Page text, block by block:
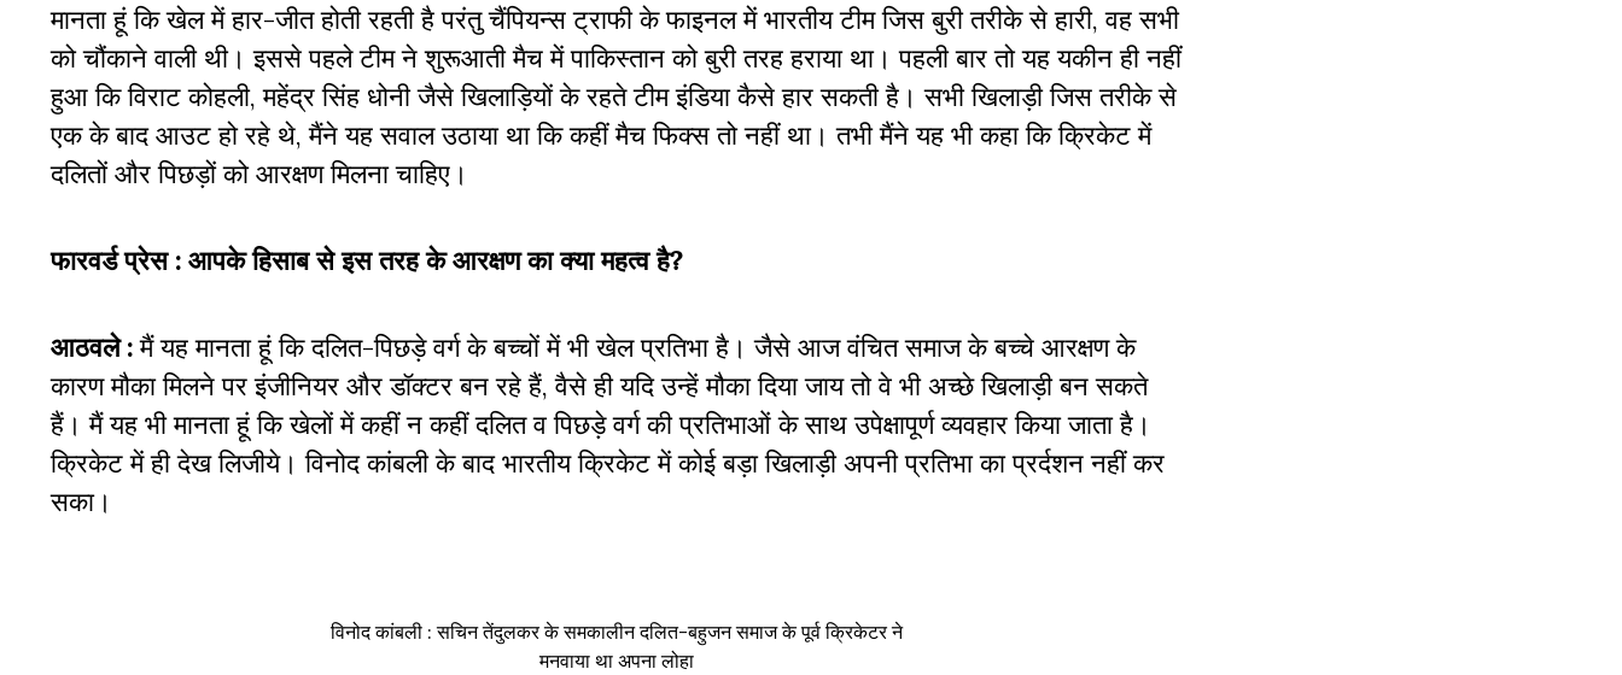
मानता हूं कि खेल में हार-जीत होती रहती है परंतु चैंपियन्स ट्राफी के फाइनल में भारतीय टीम जिस बुरी तरीके से हारी, वह सभी
को चौंकाने वाली थी। इससे पहले टीम ने शुरूआती मैच में पाकिस्तान को बुरी तरह हराया था। पहली बार तो यह यकीन ही नहीं
हुआ कि विराट कोहली, महेंद्र सिंह धोनी जैसे खिलाड़ियों के रहते टीम इंडिया कैसे हार सकती है। सभी खिलाड़ी जिस तरीके से
एक के बाद आउट हो रहे थे, मैंने यह सवाल उठाया था कि कहीं मैच फिक्स तो नहीं था। तभी मैंने यह भी कहा कि क्रिकेट में
दलितों और पिछड़ों को आरक्षण मिलना चाहिए।
फारवर्ड प्रेस : आपके हिसाब से इस तरह के आरक्षण का क्या महत्व है?
आठवले :मैं यह मानता हूं कि दलित-पिछड़े वर्ग के बच्चों में भी खेल प्रतिभा है। जैसे आज वंचित समाज के बच्चे आरक्षण के
कारण मौका मिलने पर इंजीनियर और डॉक्टर बन रहे हैं, वैसे ही यदि उन्हें मौका दिया जाय तो वे भी अच्छे खिलाड़ी बन सकते
हैं। मैं यह भी मानता हूं कि खेलों में कहीं न कहीं दलित व पिछड़े वर्ग की प्रतिभाओं के साथ उपेक्षापूर्ण व्यवहार किया जाता है।
क्रिकेट में ही देख लिजीये। विनोद कांबली के बाद भारतीय क्रिकेट में कोई बड़ा खिलाड़ी अपनी प्रतिभा का प्रर्दशन नहीं कर
सका।
विनोद कांबली : सचिन तेंदुलकर के समकालीन दलित-बहुजन समाज के पूर्व क्रिकेटर ने
मनवाया था अपना लोहा